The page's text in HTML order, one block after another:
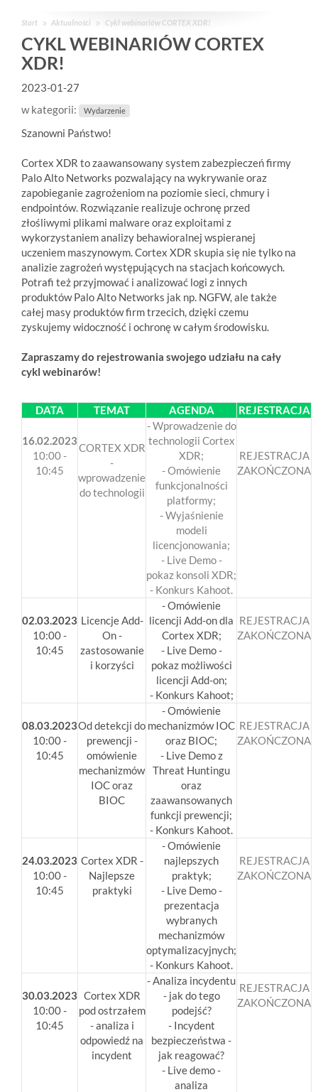
Start Aktualności Cykl webinariów CORTEX XDR!
CYKL WEBINARIÓW CORTEX
XDR!
2023-01-27
w kategorii:
Wydarzenie
Szanowni Państwo!
Cortex XDR to zaawansowany system zabezpieczeń firmy
Palo Alto Networks pozwalający na wykrywanie oraz
zapobieganie zagrożeniom na poziomie sieci, chmury i
endpointów. Rozwiązanie realizuje ochronę przed
złośliwymi plikami malware oraz exploitami z
wykorzystaniem analizy behawioralnej wspieranej
uczeniem maszynowym. Cortex XDR skupia się nie tylko na
analizie zagrożeń występujących na stacjach końcowych.
Potrafi też przyjmować i analizować logi z innych
produktów Palo Alto Networks jak np. NGFW, ale także
całej masy produktów firm trzecich, dzięki czemu
zyskujemy widoczność i ochronę w całym środowisku.
Zapraszamy do rejestrowania swojego udziału na cały
cykl webinarów!
DATA TEMAT AGENDA REJESTRACJA
16.02.2023
10:00 -
10:45
CORTEX XDR
-
wprowadzenie
do technologii
- Wprowadzenie do
technologii Cortex
XDR;
- Omówienie
funkcjonalności
platformy;
- Wyjaśnienie
modeli
licencjonowania;
- Live Demo -
pokaz konsoli XDR;
- Konkurs Kahoot.
REJESTRACJA
ZAKOŃCZONA
02.03.2023
10:00 -
10:45
Licencje Add-
On -
zastosowanie
i korzyści
- Omówienie
licencji Add-on dla
Cortex XDR;
- Live Demo -
pokaz możliwości
licencji Add-on;
- Konkurs Kahoot;
REJESTRACJA
ZAKOŃCZONA
08.03.2023
10:00 -
10:45
Od detekcji do
prewencji -
omówienie
mechanizmów
IOC oraz
BIOC
- Omówienie
mechanizmów IOC
oraz BIOC;
- Live Demo z
Threat Huntingu
oraz
zaawansowanych
funkcji prewencji;
- Konkurs Kahoot.
REJESTRACJA
ZAKOŃCZONA
24.03.2023
10:00 -
10:45
Cortex XDR -
Najlepsze
praktyki
- Omówienie
najlepszych
praktyk;
- Live Demo -
prezentacja
wybranych
mechanizmów
optymalizacyjnych;
- Konkurs Kahoot.
REJESTRACJA
ZAKOŃCZONA
30.03.2023
10:00 -
10:45
Cortex XDR
pod ostrzałem
- analiza i
odpowiedź na
incydent
- Analiza incydentu
- jak do tego
podejść?
- Incydent
bezpieczeństwa -
jak reagować?
- Live demo -
analiza
REJESTRACJA
ZAKOŃCZONA